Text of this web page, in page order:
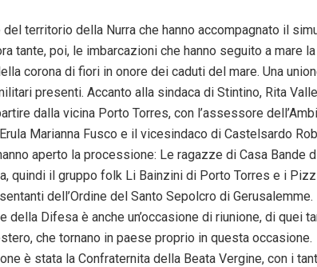
territorio della Nurra che hanno accompagnato il
tante, poi, le imbarcazioni che hanno seguito a mare
corona di fiori in onore dei caduti del mare. Una
presenti. Accanto alla sindaca di Stintino, Rita
dalla vicina Porto Torres, con l’assessore
Marianna Fusco e il vicesindaco di Castelsardo
aperto la processione: Le ragazze di Casa Bande
quindi il gruppo folk Li Bainzini di Porto Torres e i
dell’Ordine del Santo Sepolcro di Gerusalemme.
della Difesa è anche un’occasione di riunione, di quei
che tornano in paese proprio in questa occasione.
è stata la Confraternita della Beata Vergine, con i